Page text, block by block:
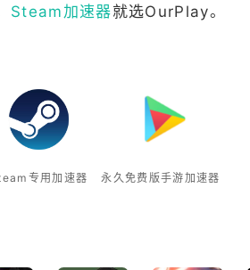
Steam加速器就选OurPlay。
专用加速器 永久免费版手游加速器